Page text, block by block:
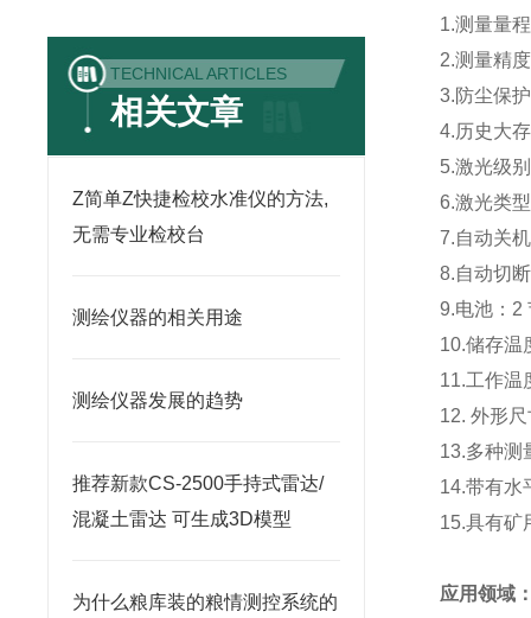
TECHNICAL ARTICLES
相关文章
Z简单Z快捷检校水准仪的方法,
无需专业检校台
测绘仪器的相关用途
测绘仪器发展的​趋势
推荐新款CS-2500手持式雷达/
混凝土雷达 可生成3D模型
为什么粮库装的粮情测控系统的
1.测量量
2.测
3.防尘保
4.历史大
5.激光级
6.激光类
7.自动关
8.自动切
9.电池：2
10.储存
11.工作
12. 外形
13.多种测
14.
15.具有矿
应用领域